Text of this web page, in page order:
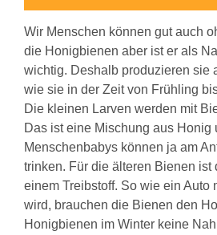
Wir Menschen können gut auch
die Honigbienen aber ist er als
wichtig. Deshalb produzieren sie
wie sie in der Zeit von Frühling
Die kleinen Larven werden mit
Das ist eine Mischung aus Honig
Menschenbabys können ja am
trinken. Für die älteren Bienen ist
einem Treibstoff. So wie ein Auto
wird, brauchen die Bienen den
Honigbienen im Winter keine